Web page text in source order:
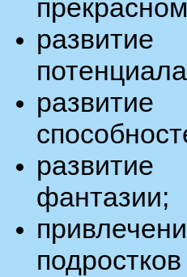
фантазии;